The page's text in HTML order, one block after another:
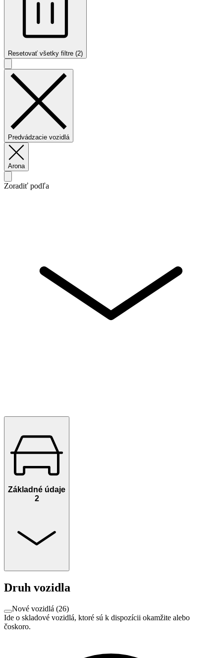
Resetovať všetky filtre (2)
Predvádzacie vozidlá
Arona
Zoradiť podľa
Základné údaje
2
Druh vozidla
Nové vozidlá (26)
Ide o skladové vozidlá, ktoré sú k dispozícii okamžite alebo
čoskoro.